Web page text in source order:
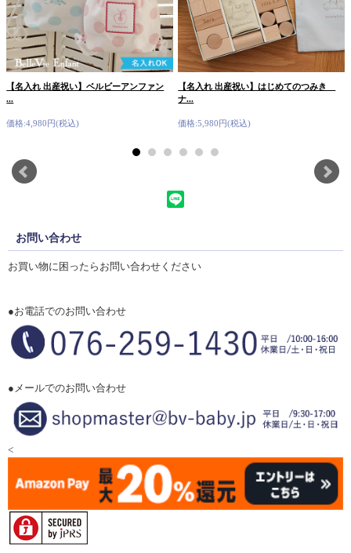
【名入れ 出産祝い】ベルビーアンファン
...
価格:4,980円(税込)
【名入れ 出産祝い】はじめてのつみき
ナ...
価格:5,980円(税込)
お問い合わせ
お買い物に困ったらお問い合わせください
●お電話でのお問い合わせ
●メールでのお問い合わせ
<